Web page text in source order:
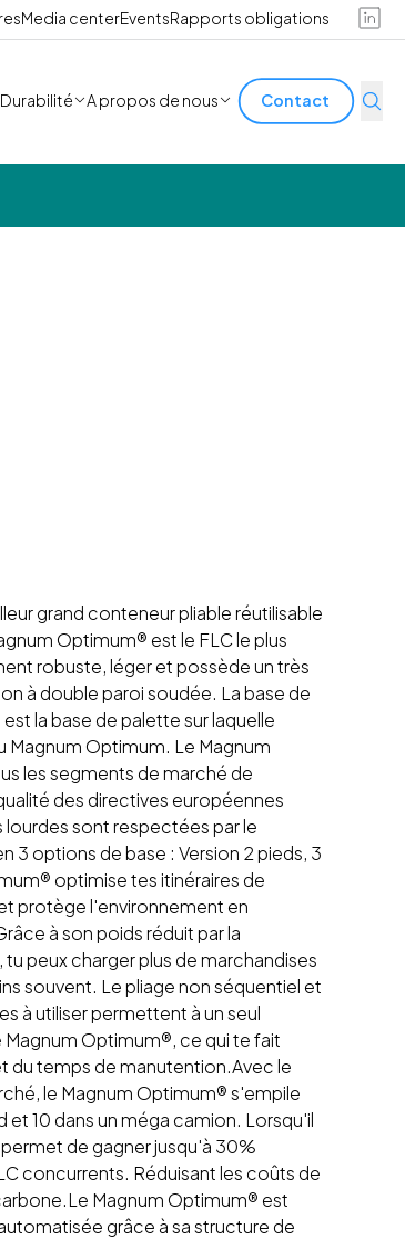
Media centerEventsRapports obligations
Durabilité A propos de nous Contact
grand conteneur pliable réutilisable
Optimum® est le FLC le plus
robuste, léger et possède un très
à double paroi soudée. La base de
la base de palette sur laquelle
Optimum. Le Magnum
les segments de marché de
des directives européennes
sont respectées par le
3 options de base : Version 2 pieds, 3
optimise tes itinéraires de
protège l'environnement en
à son poids réduit par la
peux charger plus de marchandises
souvent. Le pliage non séquentiel et
à utiliser permettent à un seul
Optimum®, ce qui te fait
temps de manutention.Avec le
le Magnum Optimum® s'empile
et 10 dans un méga camion. Lorsqu'il
de gagner jusqu'à 30%
concurrents. Réduisant les coûts de
Magnum Optimum® est
grâce à sa structure de